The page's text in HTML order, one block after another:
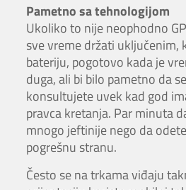
Pametno sa tehnologijom
Ukoliko to nije neophodno
sve vreme držati uključenim,
bateriju, pogotovo kada je
duga, ali bi bilo pametno da
konsultujete uvek kad god
pravca kretanja. Par minuta
mnogo jeftinije nego da
pogrešnu stranu.
Često se na trkama viđaju